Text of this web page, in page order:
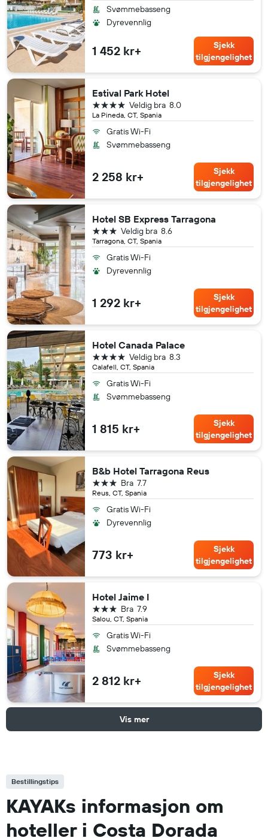
Svømmebasseng
Dyrevennlig
1 452 kr+
Sjekk
tilgjengelighet
Estival Park Hotel
La Pineda, CT, Spania
8.0
Veldig bra
4 stjerner
Gratis Wi-Fi
Svømmebasseng
2 258 kr+
Sjekk
tilgjengelighet
Hotel SB Express Tarragona
Tarragona, CT, Spania
8.6
Veldig bra
3 stjerner
Gratis Wi-Fi
Dyrevennlig
1 292 kr+
Sjekk
tilgjengelighet
Hotel Canada Palace
Calafell, CT, Spania
8.3
Veldig bra
4 stjerner
Gratis Wi-Fi
Svømmebasseng
1 815 kr+
Sjekk
tilgjengelighet
B&b Hotel Tarragona Reus
Reus, CT, Spania
7.7
Bra
3 stjerner
Gratis Wi-Fi
Dyrevennlig
773 kr+
Sjekk
tilgjengelighet
Hotel Jaime I
Salou, CT, Spania
7.9
Bra
3 stjerner
Gratis Wi-Fi
Svømmebasseng
2 812 kr+
Sjekk
tilgjengelighet
Vis mer
Bestillingstips
KAYAKs informasjon om
hoteller i Costa Dorada